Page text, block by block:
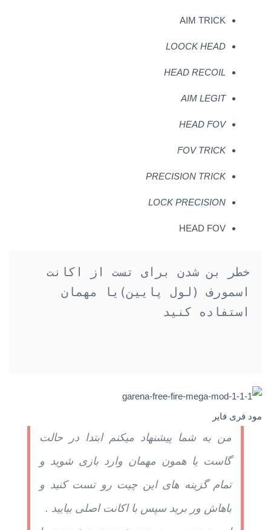
AIM TRICK
LOOCK HEAD
HEAD RECOIL
AIM LEGIT
HEAD FOV
FOV TRICK
PRECISION TRICK
LOCK PRECISION
HEAD FOV
مود فری فایر
من به شما پیشنهاد میکنم ابتدا در حالت
گاست یا همون مهمان وارد بازی شوید و
تمام گزینه های این چیت رو تست کنید و
باهاش ور برید سپس با اکانت اصلی بیایید .